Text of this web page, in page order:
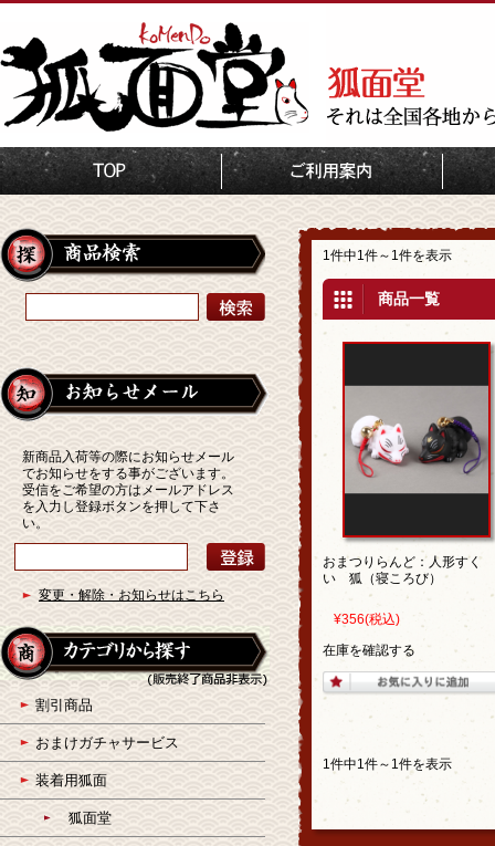
1件中1件～1件を表示
商品一覧
おまつりらんど：人形すく
い 狐（寝ころび）
¥356(税込)
在庫を確認する
1件中1件～1件を表示
新商品入荷等の際にお知らせメール
でお知らせをする事がございます。
受信をご希望の方はメールアドレス
を入力し登録ボタンを押して下さ
い。
変更・解除・お知らせはこちら
割引商品
おまけガチャサービス
装着用狐面
狐面堂